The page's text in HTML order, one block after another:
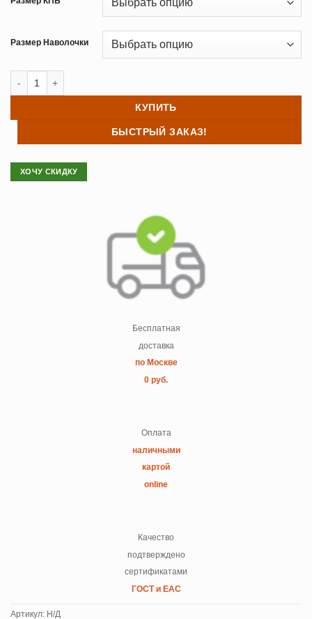
Размер Наволочки
КУПИТЬ
БЫСТРЫЙ ЗАКАЗ!
ХОЧУ СКИДКУ
Бесплатная
доставка
по Москве
0 руб.
Оплата
наличными
картой
online
Качество
подтверждено
сертификатами
ГОСТ и ЕАС
Артикул: Н/Д